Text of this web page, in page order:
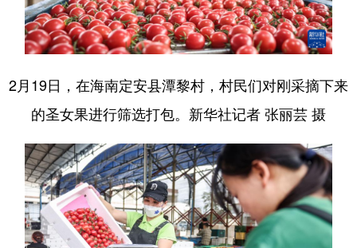
2月19日，在海南定安县潭黎村，村民们对刚采摘下来
的圣女果进行筛选打包。新华社记者 张丽芸 摄